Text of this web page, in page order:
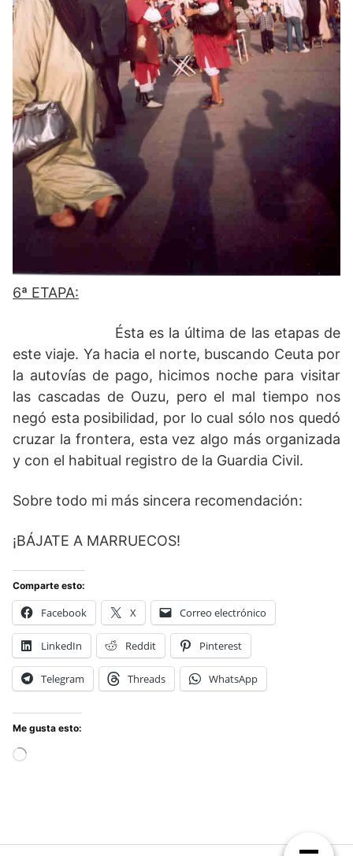
6ª ETAPA:
Ésta es la última de las etapas de
este viaje. Ya hacia el norte, buscando Ceuta por
la autovías de pago, hicimos noche para visitar
las cascadas de Ouzu, pero el mal tiempo nos
negó esta posibilidad, por lo cual sólo nos quedó
cruzar la frontera, esta vez algo más organizada
y con el habitual registro de la Guardia Civil.
Sobre todo mi más sincera recomendación:
¡BÁJATE A MARRUECOS!
Comparte esto:
Facebook X Correo electrónico
LinkedIn Reddit Pinterest
Telegram Threads WhatsApp
Me gusta esto: